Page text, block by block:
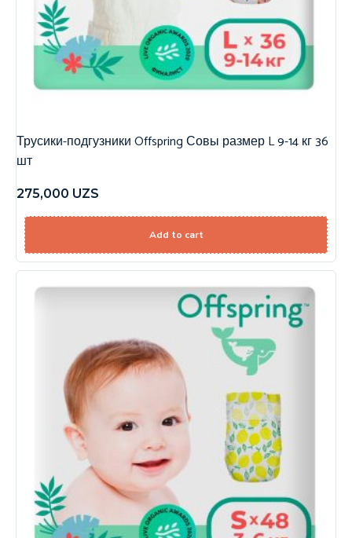
Трусики-подгузники Offspring Совы размер L 9-14 кг 36
шт
275,000 UZS
Add to cart